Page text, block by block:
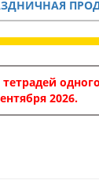
2026.